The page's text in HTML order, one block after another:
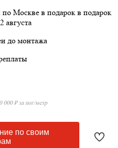
Москве в подарок в подарок
августа
до монтажа
000 ₽ за пог/метр
по своим